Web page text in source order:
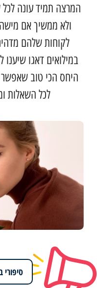
המרצה תמיד עונה
ולא ממשיך אם
לקוחות שלהם
במילואים דאגו
היחס הכי טוב שאפשר
לכל השאלות
סיפורי